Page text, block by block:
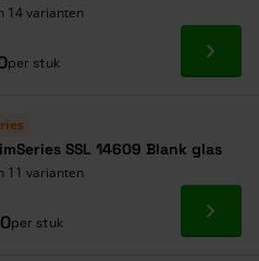
14 varianten
per stuk Ga
SSL 14609 Blank glas
11 varianten
per stuk Ga